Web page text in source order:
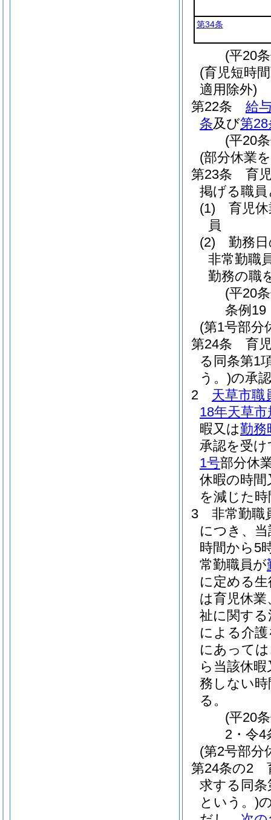
第34条
(平20
(育児短時
適用除外)
第22条
給
条及び第28
(平20
(部分休業
第23条
育
掲げる職
(1)
育児
員
(2)
勤務
非常勤職
勤務の職
(平20
条例19
(第1号部分
第24条
育
る同条第1
う。)の承
2
天草市職
18年天草
暇又は勤務
承認を受
1号部分休
休暇の時
を減じた
3
非常勤職
につき、
時間から5
常勤職員が
に定める
は育児休
祉に関する
による介
にあって
ら当該休
務しない
る。
(平20
2・令4
(第2号部分
第24条の2
求する同
という。)